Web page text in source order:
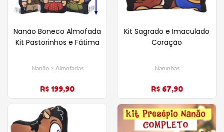
Nanão Boneco Almofada
Kit Pastorinhos e Fátima
Nanão > Almofadas
R$ 199,90
Kit Sagrado e Imaculado
Coração
Naninhas
R$ 67,90